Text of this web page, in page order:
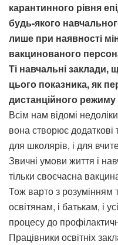
карантинного рівня
будь-якого
лише при наявності
вакцинованого
Ті навчальні заклади,
цього показника, як
дистанційного
Всім нам відомі
вона створює додаткові
для школярів, і для
Звичні умови життя і
тільки своєчасна
Тож варто з розумінням
освітянам, і батькам, і
процесу до
Працівники освітніх